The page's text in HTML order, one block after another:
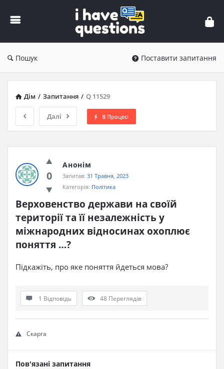
iHaveQuestions
Пошук Поставити запитання
Дім / Запитання / Q 11529
Далі В Процесі
0
Анонім
Запитав: 31 Травня, 2023
Категорія: Політика
Верховенство держави на своїй
території та її незалежність у
міжнародних відносинах охоплює
поняття …?
Підкажіть, про яке поняття йдеться мова?
1 Відповідь 48 Переглядів
Скарга
Пов'язані запитання